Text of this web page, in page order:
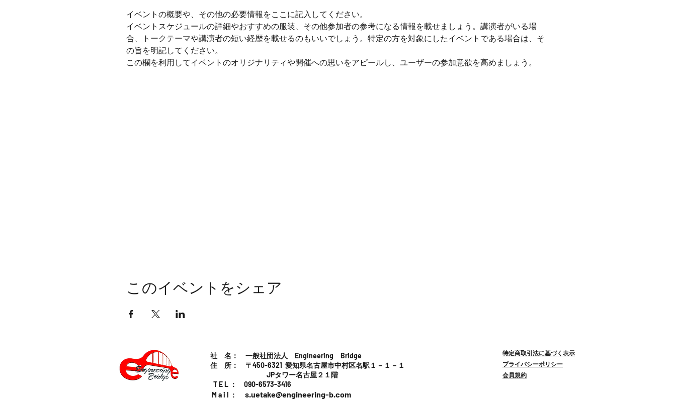
イベントの概要や、その他の必要情報をここに記入してください。
イベントスケジュールの詳細やおすすめの服装、その他参加者の参考になる情報を載せましょう。講演者がいる場
合、トークテーマや講演者の短い経歴を載せるのもいいでしょう。特定の方を対象にしたイベントである場合は、そ
の旨を明記してください。
この欄を利用してイベントのオリジナリティや開催への思いをアピールし、ユーザーの参加意欲を高めましょう。
このイベントをシェア
社 名： 一般社団法人 Engineering Bridge
住 所： 〒450-6321 愛知県名古屋市中村区名駅１－１－１
JPタワー名古屋２１階
T E L ： 090-6573-3416
M a i l ：
s.uetake@engineering-b.com
特定商取引法に基づく表示
プライバシーポリシー
会員規約